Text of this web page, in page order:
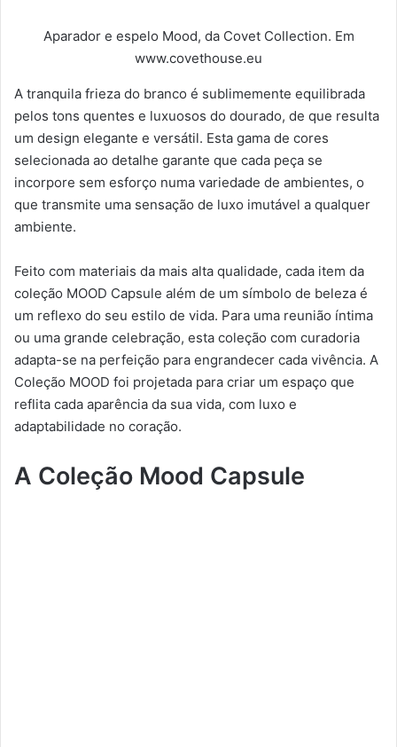
Aparador e espelo Mood, da Covet Collection. Em
www.covethouse.eu
A tranquila frieza do branco é sublimemente equilibrada
pelos tons quentes e luxuosos do dourado, de que resulta
um design elegante e versátil. Esta gama de cores
selecionada ao detalhe garante que cada peça se
incorpore sem esforço numa variedade de ambientes, o
que transmite uma sensação de luxo imutável a qualquer
ambiente.
Feito com materiais da mais alta qualidade, cada item da
coleção MOOD Capsule além de um símbolo de beleza é
um reflexo do seu estilo de vida. Para uma reunião íntima
ou uma grande celebração, esta coleção com curadoria
adapta-se na perfeição para engrandecer cada vivência. A
Coleção MOOD foi projetada para criar um espaço que
reflita cada aparência da sua vida, com luxo e
adaptabilidade no coração.
A Coleção Mood Capsule